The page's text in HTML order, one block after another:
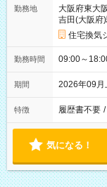
勤務地
大阪府東大
吉田(大阪府
住宅換気
勤務時間 09:00～
期間 2026年09
特徴 履歴書不要 /
気になる！